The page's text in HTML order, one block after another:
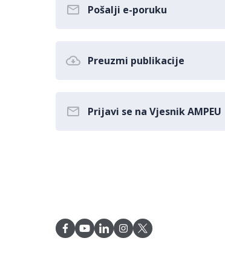
Pošalji e-poruku
Preuzmi publikacije
Prijavi se na Vjesnik AMPEU